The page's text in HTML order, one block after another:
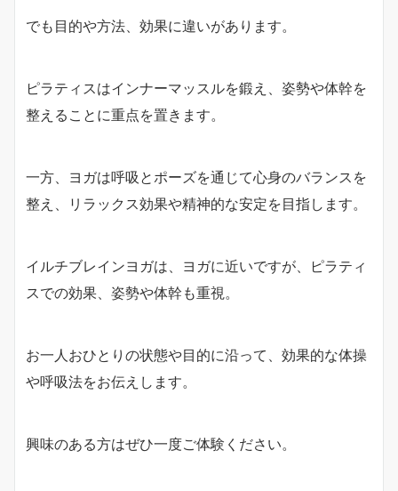
でも目的や方法、効果に違いがあります。
ピラティスはインナーマッスルを鍛え、姿勢や体幹を
整えることに重点を置きます。
一方、ヨガは呼吸とポーズを通じて心身のバランスを
整え、リラックス効果や精神的な安定を目指します。
イルチブレインヨガは、ヨガに近いですが、ピラティ
スでの効果、姿勢や体幹も重視。
お一人おひとりの状態や目的に沿って、効果的な体操
や呼吸法をお伝えします。
興味のある方はぜひ一度ご体験ください。